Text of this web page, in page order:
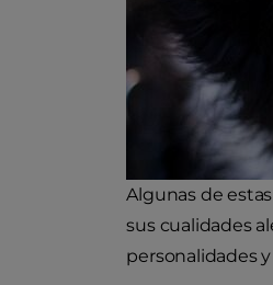
Algunas de
sus cualidades
personalidades